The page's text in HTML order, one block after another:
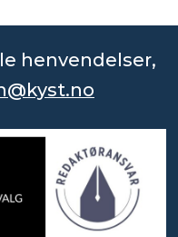
henvendelser,